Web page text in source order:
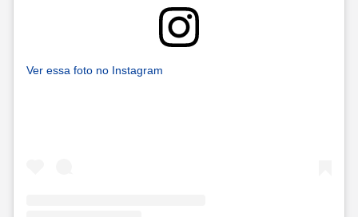
Ver essa foto no Instagram